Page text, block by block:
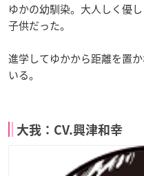
ゆかの幼馴染。大人しく優
子供だった。
進学してゆかから距離を置
いる。
大我：CV.興津和幸